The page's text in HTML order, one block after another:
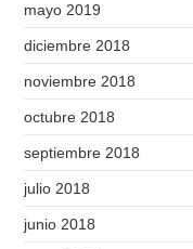
mayo 2019
diciembre 2018
noviembre 2018
octubre 2018
septiembre 2018
julio 2018
junio 2018